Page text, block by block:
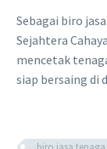
Sebagai biro
Sejahtera
mencetak
siap bersaing di